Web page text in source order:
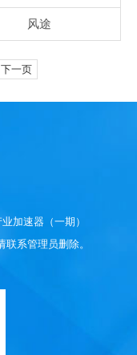
风途
下一页
加速器（一期）
系管理员删除。